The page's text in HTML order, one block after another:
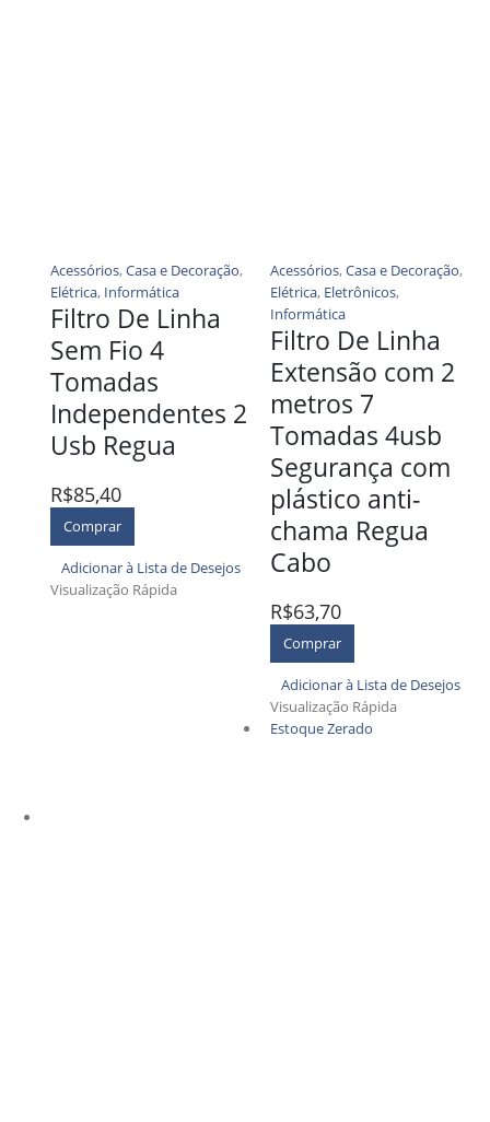
Acessórios,Casa e Decoração,
Elétrica, Informática
Filtro De Linha
Sem Fio 4
Tomadas
Independentes 2
Usb Regua
R$85,40
Comprar
Adicionar à Lista de Desejos
Visualização Rápida
Acessórios,Casa e Decoração,
Elétrica, Eletrônicos,
Informática
Filtro De Linha
Extensão com 2
metros 7
Tomadas 4usb
Segurança com
plástico anti-
chama Regua
Cabo
R$63,70
Comprar
Adicionar à Lista de Desejos
Visualização Rápida
Estoque Zerado